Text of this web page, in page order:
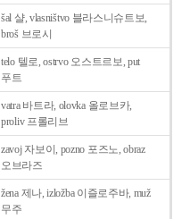
šal 샬, vlasništvo 블라스니슈트보,
broš 브로시
telo 텔로, ostrvo 오스트르보, put
푸트
vatra 바트라, olovka 올로브카,
proliv 프롤리브
zavoj 자보이, pozno 포즈노, obraz
오브라즈
žena 제나, izložba 이즐로주바, muž
무주